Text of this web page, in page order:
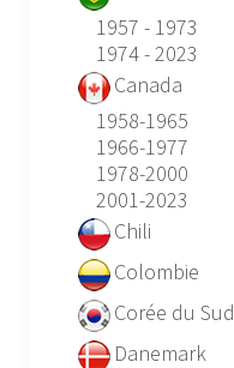
1957 - 1973
1974 - 2023
Canada
1958-1965
1966-1977
1978-2000
2001-2023
Chili
Colombie
Corée du Sud
Danemark